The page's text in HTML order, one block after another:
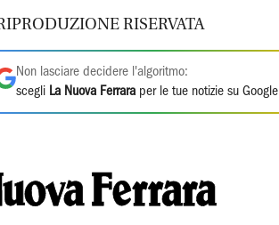
RISERVATA
Non lasciare decidere l'algoritmo:
scegli La Nuova Ferrara per le tue notizie su Google